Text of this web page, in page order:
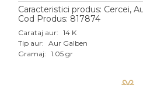
Aur roz
Aur mixt
Caracteristici produs: Cercei,
Cod Produs: 817874
Carataj aur: 14 K
Tip aur: Aur Galben
Gramaj: 1.05 gr